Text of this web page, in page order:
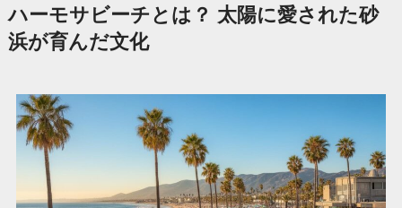
ハーモサビーチとは？ 太陽に愛された砂
浜が育んだ文化